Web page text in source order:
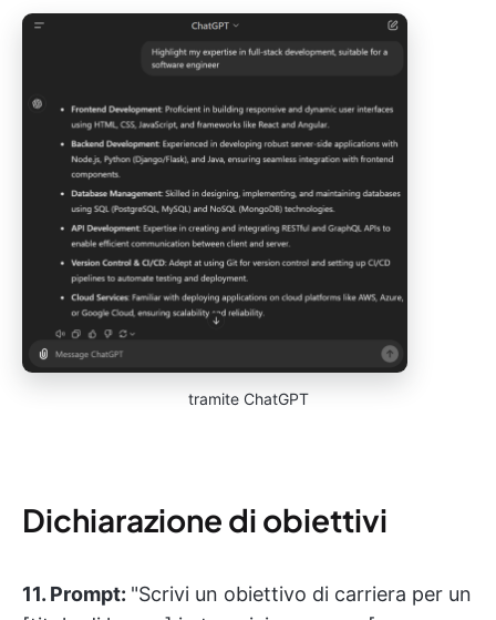
tramite ChatGPT
Dichiarazione di obiettivi
11. Prompt: "Scrivi un obiettivo di carriera per un